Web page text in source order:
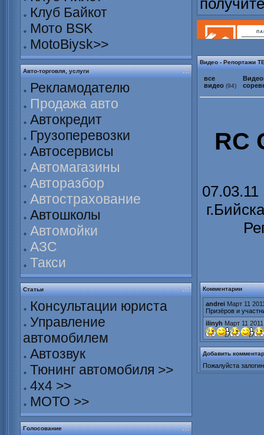
Клуб Байкот
Мото BSK
MotoBiysk>>
Авто-торговля, услуги
Рекламодателю
Продажа авто
Автокредит
Грузоперевозки
Автосервисы
Автомагазины
Авторазбор
Автострахование
Автошколы
Автомойки
АЗС
Такси
Статьи
Консультации юриста
Управление
автомобилем
Автозвук
Тюнинг автомобиля >>
4х4 >>
МОТО >>
Голосование
Видео - Репортажи
все
видео (94)
RC
07.03.11
Комментарии
andrei Март 11
Призёров и
ilinyh Март 11
Добавить
Пожалуйста